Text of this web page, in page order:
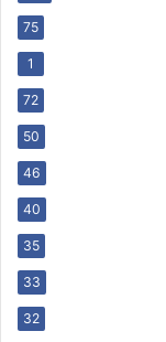
75
1
72
50
46
40
35
33
32